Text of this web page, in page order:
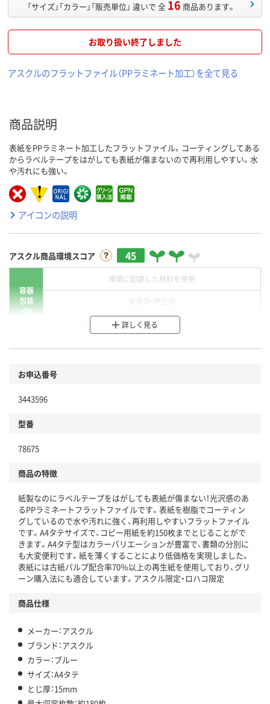
「サイズ」「カラー」「販売単位」 違いで 全 16 商品あります。
お取り扱い終了しました
アスクルのフラットファイル（PPラミネート加工）を全て見る
商品説明
表紙をPPラミネート加工したフラットファイル。コーティングしてある
からラベルテープをはがしても表紙が傷まないので再利用しやすい。水
や汚れにも強い。
アイコンの説明
アスクル商品環境スコア 45
容器
包装
環境に配慮した材料を使用
分別・リサイクルしやすい設計
商品
本体
仕組
この商品の環境配慮ポイントです。下記商品詳細「
アスクル商品環境スコア詳細／加点項目
」で確認できます。
詳しく見る
お申込番号
3443596
型番
78675
商品の特徴
紙製なのにラベルテープをはがしても表紙が傷まない！光沢感のあ
るPPラミネートフラットファイルです。表紙を樹脂でコーティン
グしているので水や汚れに強く、再利用しやすいフラットファイル
です。A4タテサイズで、コピー用紙を約150枚までとじることがで
きます。A4タテ型はカラーバリエーションが豊富で、書類の分別に
も大変便利です。紙を薄くすることにより低価格を実現しました。
表紙には古紙パルプ配合率70％以上の再生紙を使用しており、グリ
ーン購入法にも適合しています。アスクル限定・ロハコ限定
商品仕様
メーカー：アスクル
ブランド：アスクル
カラー：ブルー
サイズ：A4タテ
とじ厚：15mm